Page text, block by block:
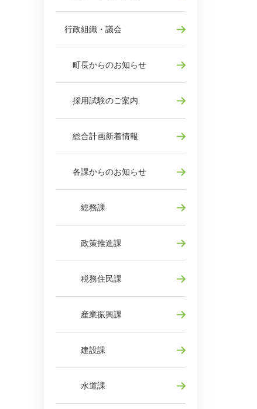
行政組織・議会
町長からのお知らせ
採用試験のご案内
総合計画新着情報
各課からのお知らせ
総務課
政策推進課
税務住民課
産業振興課
建設課
水道課